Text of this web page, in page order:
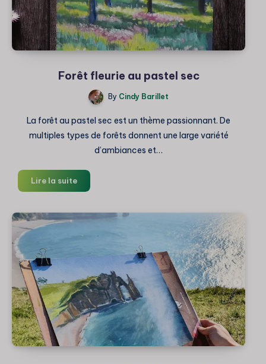
Forêt fleurie au pastel sec
By Cindy Barillet
La forêt au pastel sec est un thème passionnant. De
multiples types de forêts donnent une large variété
d’ambiances et…
Lire la suiteForêt
fleurie
pastel
sec